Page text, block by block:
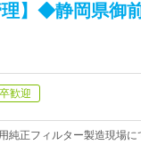
理】◆静岡県御
歓迎
純正フィルター製造現場